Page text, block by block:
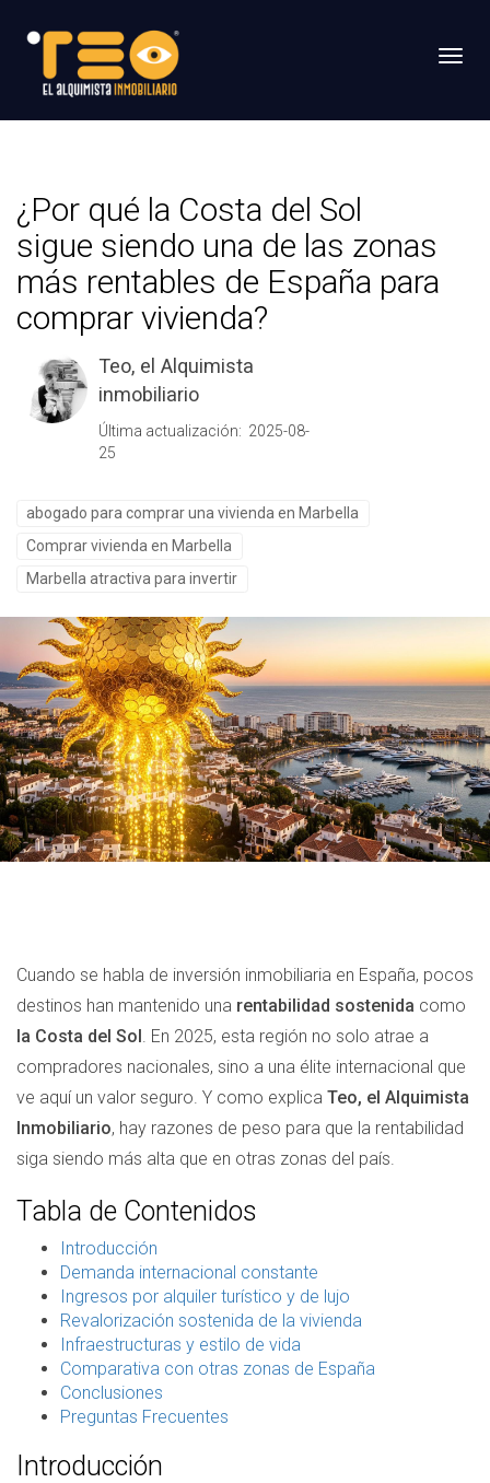
¿Por qué la Costa del Sol
sigue siendo una de las zonas
más rentables de España para
comprar vivienda?
Teo, el Alquimista
inmobiliario
Última actualización: 2025-08-
25
abogado para comprar una vivienda en Marbella
Comprar vivienda en Marbella
Marbella atractiva para invertir
Cuando se habla de inversión inmobiliaria en España, pocos
destinos han mantenido una rentabilidad sostenida como
la Costa del Sol. En 2025, esta región no solo atrae a
compradores nacionales, sino a una élite internacional que
ve aquí un valor seguro. Y como explica Teo, el Alquimista
Inmobiliario, hay razones de peso para que la rentabilidad
siga siendo más alta que en otras zonas del país.
Tabla de Contenidos
Introducción
Demanda internacional constante
Ingresos por alquiler turístico y de lujo
Revalorización sostenida de la vivienda
Infraestructuras y estilo de vida
Comparativa con otras zonas de España
Conclusiones
Preguntas Frecuentes
Introducción